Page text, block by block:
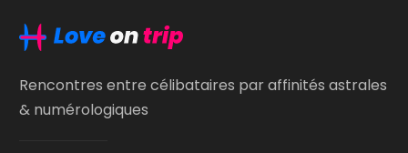
Rencontres entre célibataires par affinités astrales
& numérologiques